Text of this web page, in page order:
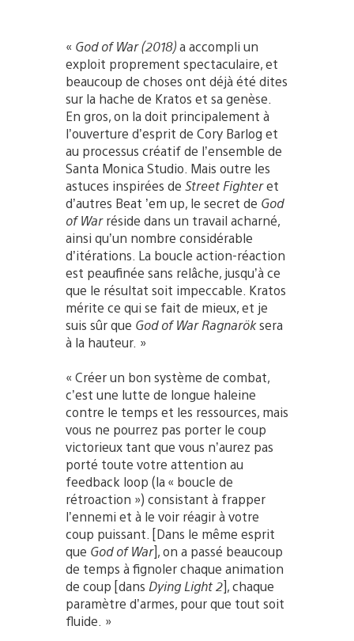
« God of War (2018)a accompli un
exploit proprement spectaculaire, et
beaucoup de choses ont déjà été dites
sur la hache de Kratos et sa genèse.
En gros, on la doit principalement à
l’ouverture d’esprit de Cory Barlog et
au processus créatif de l’ensemble de
Santa Monica Studio. Mais outre les
astuces inspirées de Street Fighteret
d’autres Beat ’em up, le secret de God
of Warréside dans un travail acharné,
ainsi qu’un nombre considérable
d’itérations. La boucle action-réaction
est peaufinée sans relâche, jusqu’à ce
que le résultat soit impeccable. Kratos
mérite ce qui se fait de mieux, et je
suis sûr que God of War Ragnaröksera
à la hauteur. »
« Créer un bon système de combat,
c’est une lutte de longue haleine
contre le temps et les ressources, mais
vous ne pourrez pas porter le coup
victorieux tant que vous n’aurez pas
porté toute votre attention au
feedback loop (la « boucle de
rétroaction ») consistant à frapper
l’ennemi et à le voir réagir à votre
coup puissant. [Dans le même esprit
que God of War], on a passé beaucoup
de temps à fignoler chaque animation
de coup [dans Dying Light 2], chaque
paramètre d’armes, pour que tout soit
fluide. »